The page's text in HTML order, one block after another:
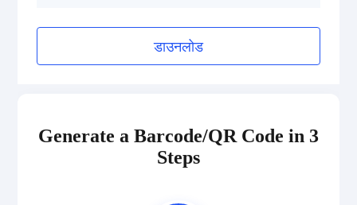
डाउनलोड
Generate a Barcode/QR Code in 3
Steps